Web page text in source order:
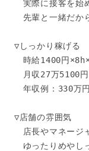
実際に接客を始
先輩と一緒だか
▽しっかり稼げる
時給1400円
月収27万5100円
年収例：330万円
▽店舗の雰囲気
店長やマネージ
ゆったりめやし